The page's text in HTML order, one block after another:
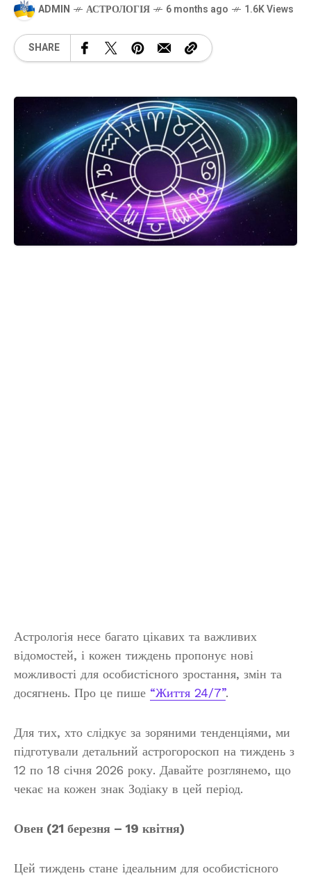
ADMIN АСТРОЛОГІЯ 6 months ago 1.6K Views
SHARE
Астрологія несе багато цікавих та важливих
відомостей, і кожен тиждень пропонує нові
можливості для особистісного зростання, змін та
досягнень. Про це пише “Життя 24/7”.
Для тих, хто слідкує за зоряними тенденціями, ми
підготували детальний астрогороскоп на тиждень з
12 по 18 січня 2026 року. Давайте розглянемо, що
чекає на кожен знак Зодіаку в цей період.
Овен (21 березня – 19 квітня)
Цей тиждень стане ідеальним для особистісного